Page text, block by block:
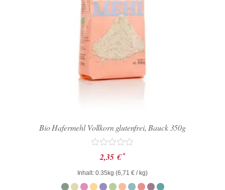
Bio Hafermehl Vollkorn glutenfrei, Bauck 350g
Bewertet
mit
0
von
5
2,35 € *
Inhalt: 0.35kg (6,71 € / kg)